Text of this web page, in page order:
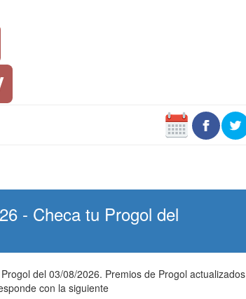
- Checa tu Progol del
del 03/08/2026. Premios de Progol actualizados
con la siguiente